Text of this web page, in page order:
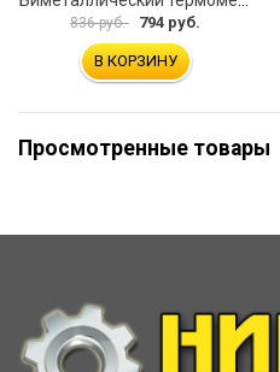
836 руб. 794 руб.
В КОРЗИНУ
Просмотренные товары